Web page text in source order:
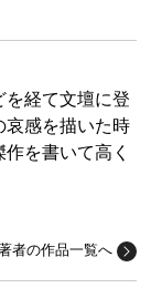
経て文壇に登
感を描いた時
を書いて高く
者の作品一覧へ